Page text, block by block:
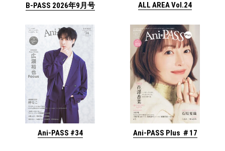
B-PASS 2026年9月号 ALL AREA Vol.24
Ani-PASS #34 Ani-PASS Plus ＃17